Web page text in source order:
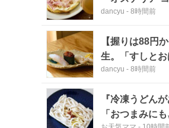
dancyu - 8時間前
【握りは88円
生。「すしとお
dancyu - 8時間前
『冷凍うどん
「おつまみに